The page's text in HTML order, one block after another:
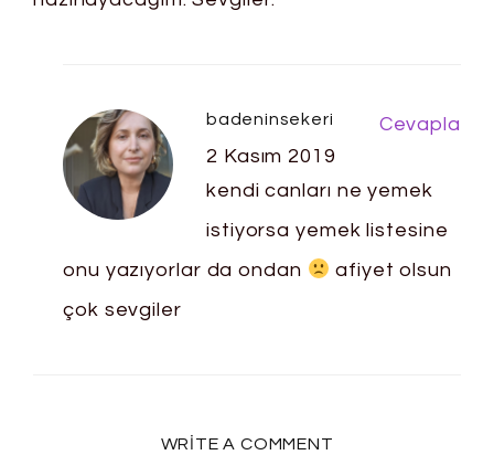
badeninsekeri
2 Kasım 2019
kendi canları ne yemek
istiyorsa yemek listesine
onu yazıyorlar da ondan
afiyet olsun
çok sevgiler
Cevapla
WRITE A COMMENT